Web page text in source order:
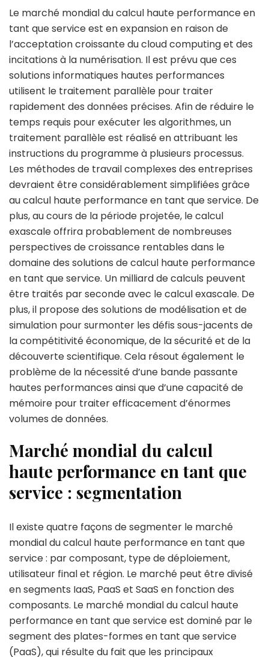
Le marché mondial du calcul haute performance en
tant que service est en expansion en raison de
l’acceptation croissante du cloud computing et des
incitations à la numérisation. Il est prévu que ces
solutions informatiques hautes performances
utilisent le traitement parallèle pour traiter
rapidement des données précises. Afin de réduire le
temps requis pour exécuter les algorithmes, un
traitement parallèle est réalisé en attribuant les
instructions du programme à plusieurs processus.
Les méthodes de travail complexes des entreprises
devraient être considérablement simplifiées grâce
au calcul haute performance en tant que service. De
plus, au cours de la période projetée, le calcul
exascale offrira probablement de nombreuses
perspectives de croissance rentables dans le
domaine des solutions de calcul haute performance
en tant que service. Un milliard de calculs peuvent
être traités par seconde avec le calcul exascale. De
plus, il propose des solutions de modélisation et de
simulation pour surmonter les défis sous-jacents de
la compétitivité économique, de la sécurité et de la
découverte scientifique. Cela résout également le
problème de la nécessité d’une bande passante
hautes performances ainsi que d’une capacité de
mémoire pour traiter efficacement d’énormes
volumes de données.
Marché mondial du calcul
haute performance en tant que
service : segmentation
Il existe quatre façons de segmenter le marché
mondial du calcul haute performance en tant que
service : par composant, type de déploiement,
utilisateur final et région. Le marché peut être divisé
en segments IaaS, PaaS et SaaS en fonction des
composants. Le marché mondial du calcul haute
performance en tant que service est dominé par le
segment des plates-formes en tant que service
(PaaS), qui résulte du fait que les principaux